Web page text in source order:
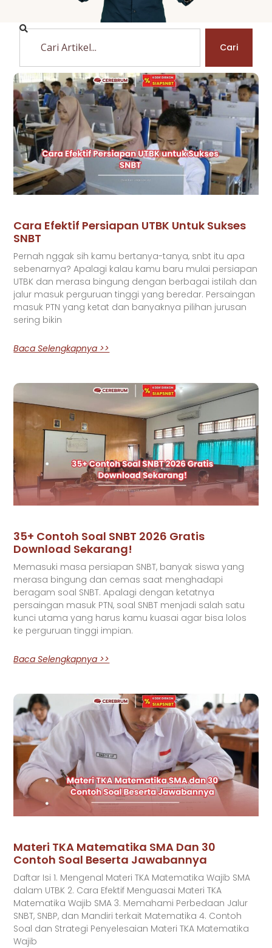
Cari
Cara Efektif Persiapan UTBK Untuk Sukses
SNBT
Pernah nggak sih kamu bertanya-tanya, snbt itu apa
sebenarnya? Apalagi kalau kamu baru mulai persiapan
UTBK dan merasa bingung dengan berbagai istilah dan
jalur masuk perguruan tinggi yang beredar. Persaingan
masuk PTN yang ketat dan banyaknya pilihan jurusan
sering bikin
Baca Selengkapnya >>
35+ Contoh Soal SNBT 2026 Gratis
Download Sekarang!
Memasuki masa persiapan SNBT, banyak siswa yang
merasa bingung dan cemas saat menghadapi
beragam soal SNBT. Apalagi dengan ketatnya
persaingan masuk PTN, soal SNBT menjadi salah satu
kunci utama yang harus kamu kuasai agar bisa lolos
ke perguruan tinggi impian.
Baca Selengkapnya >>
Materi TKA Matematika SMA Dan 30
Contoh Soal Beserta Jawabannya
Daftar Isi 1. Mengenal Materi TKA Matematika Wajib SMA
dalam UTBK 2. Cara Efektif Menguasai Materi TKA
Matematika Wajib SMA 3. Memahami Perbedaan Jalur
SNBT, SNBP, dan Mandiri terkait Matematika 4. Contoh
Soal dan Strategi Penyelesaian Materi TKA Matematika
Wajib